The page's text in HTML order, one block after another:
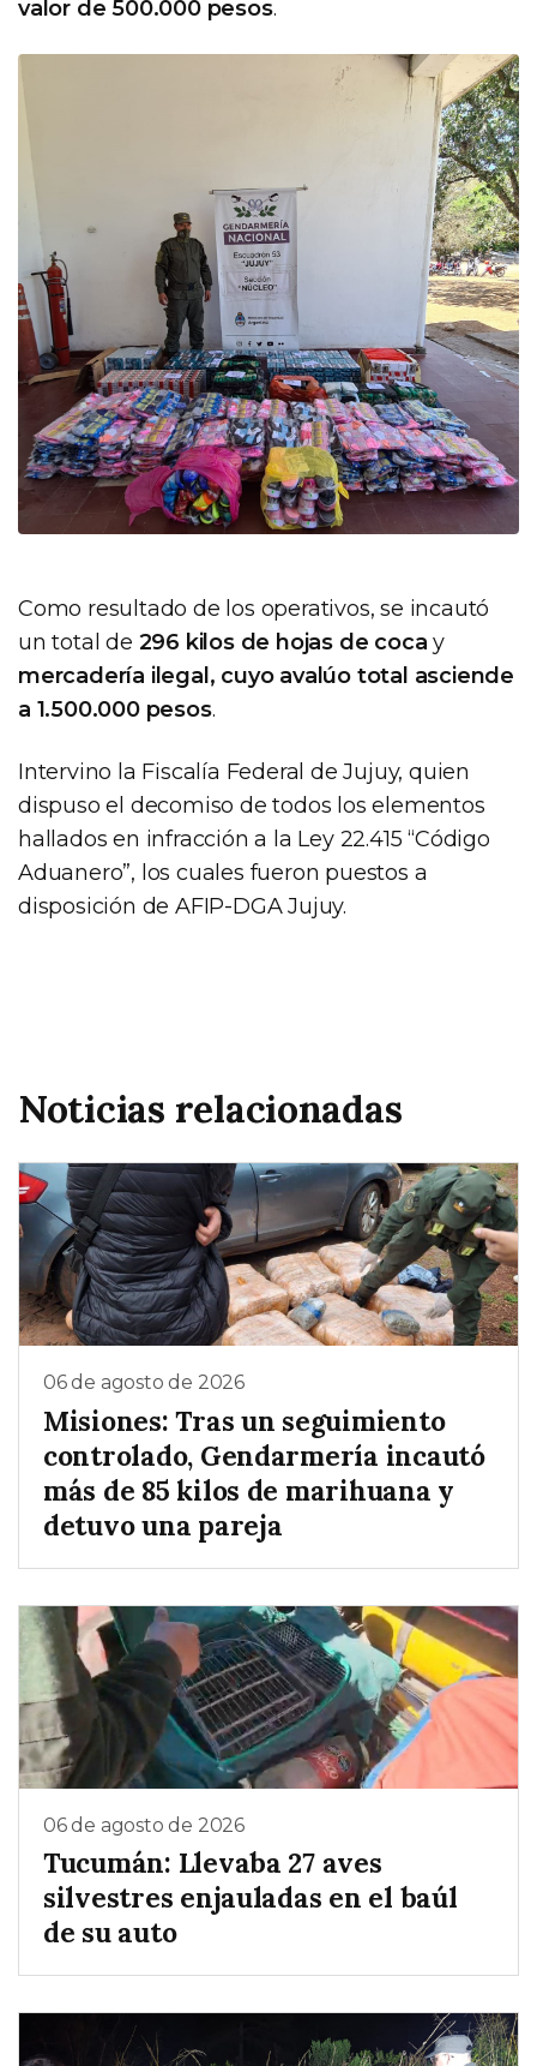
valor de 500.000 pesos.
Como resultado de los operativos, se incautó
un total de 296 kilos de hojas de coca y
mercadería ilegal, cuyo avalúo total asciende
a 1.500.000 pesos.
Intervino la Fiscalía Federal de Jujuy, quien
dispuso el decomiso de todos los elementos
hallados en infracción a la Ley 22.415 “Código
Aduanero”, los cuales fueron puestos a
disposición de AFIP-DGA Jujuy.
Noticias relacionadas
06 de agosto de 2026
Misiones: Tras un seguimiento
controlado, Gendarmería incautó
más de 85 kilos de marihuana y
detuvo una pareja
06 de agosto de 2026
Tucumán: Llevaba 27 aves
silvestres enjauladas en el baúl
de su auto